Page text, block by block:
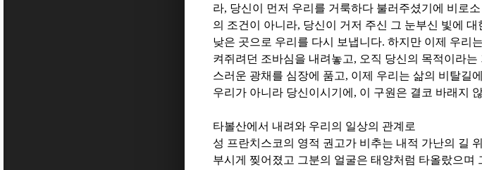
라, 당신이 먼저 우리를 거룩하다 불러주셨기에 비로
의 조건이 아니라, 당신이 거저 주신 그 눈부신 빛에
낮은 곳으로 우리를 다시 보냅니다. 하지만 이제 우리
켜쥐려던 조바심을 내려놓고, 오직 당신의 목적이라
스러운 광채를 심장에 품고, 이제 우리는 삶의 비탈길
우리가 아니라 당신이시기에 , 이 구원은 결코 바래지
타볼산에서 내려와 우리의 일상의 관계로
성 프란치스코의 영적 권고가 비추는 내적 가난의 길
부시게 찢어졌고 그분의 얼굴은 태양처럼 타올랐으